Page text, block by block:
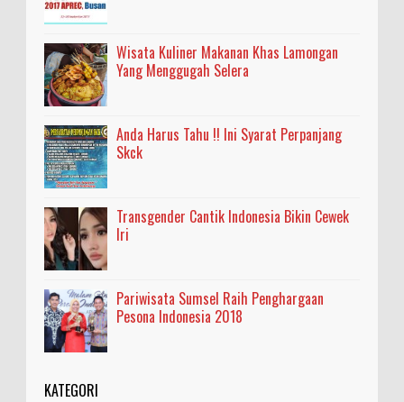
Wisata Kuliner Makanan Khas Lamongan
Yang Menggugah Selera
Anda Harus Tahu !! Ini Syarat Perpanjang
Skck
Transgender Cantik Indonesia Bikin Cewek
Iri
Pariwisata Sumsel Raih Penghargaan
Pesona Indonesia 2018
KATEGORI